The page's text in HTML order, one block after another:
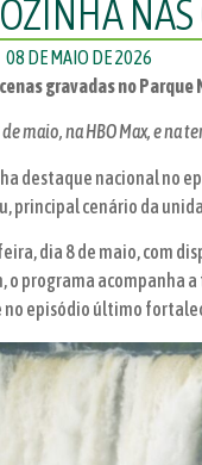
08 DE MAIO DE 2026
gravadas no Parque
maio, na HBO Max, e na
destaque nacional no
principal cenário da
dia 8 de maio, com
o programa
no episódio último